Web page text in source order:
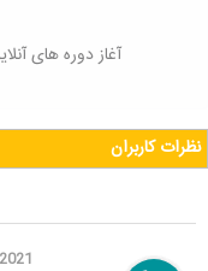
آغاز دوره های
نظرات کاربران